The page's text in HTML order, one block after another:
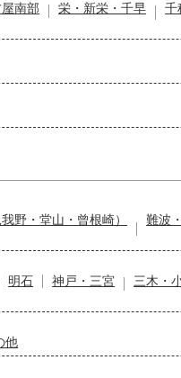
南部 栄・新栄・千早 千
野・堂山・曾根崎）
難波
明石 神戸・三宮 三木・
他